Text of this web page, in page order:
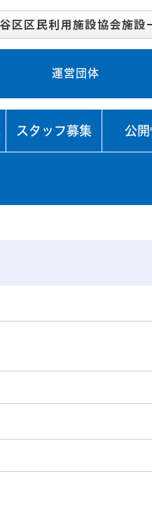
運営団体
スタッフ募集 公開